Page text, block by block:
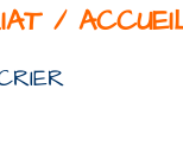
/